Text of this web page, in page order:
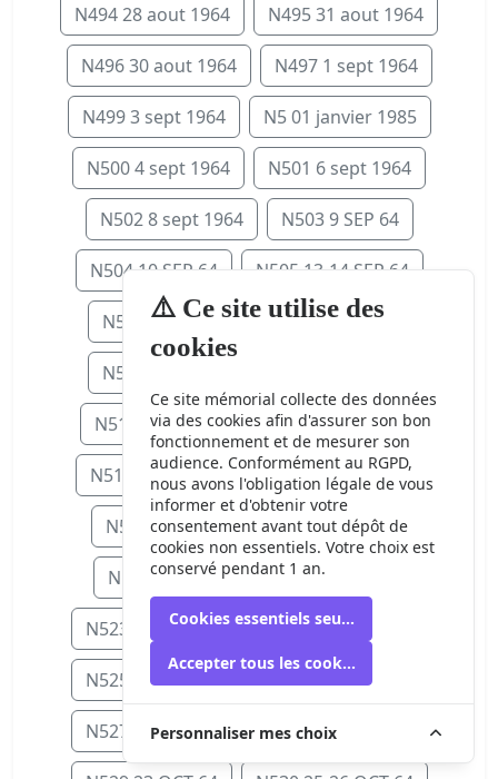
N494 28 aout 1964 N495 31 aout 1964
N496 30 aout 1964 N497 1 sept 1964
N499 3 sept 1964 N5 01 janvier 1985
N500 4 sept 1964 N501 6 sept 1964
N502 8 sept 1964 N503 9 SEP 64
N504 10 SEP 64 N505 13-14 SEP 64
N506 15 SEP 64 N507 16 SEP 64
N508 17 SEP 64
N511 20-21 SEP 64 N512 23 SEP 6
N514 25 SEP 64 N515 27-28 SEP 64
N516 30 SEP 64 N518 5 OCT 64
N519 6 OCT 64 N522 9 OCT 64
N523 11-12 OCT 64 N524 13 OCT 64
N525 15 OCT 64 N526 16-17 OCT 64
N527 17-18 OCT 64 N528 21 OCT 64
⚠️ Ce site utilise des
cookies
Ce site mémorial collecte des données
via des cookies afin d'assurer son bon
fonctionnement et de mesurer son
audience. Conformément au RGPD,
nous avons l'obligation légale de vous
informer et d'obtenir votre
consentement avant tout dépôt de
cookies non essentiels. Votre choix est
conservé pendant 1 an.
Cookies essentiels seulement
Accepter tous les cookies
Personnaliser mes choix